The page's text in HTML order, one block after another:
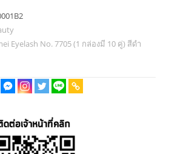
Eyelash No. 7705 (1 กล่องมี 10 คู่) สีดำ